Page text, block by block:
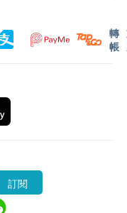
因（包括但不限於
、戰爭、政府政
及
賠償。
，可在7天內自行
其包裝完整、無
，並只限更換相同
次。
轉
帳
訂閱